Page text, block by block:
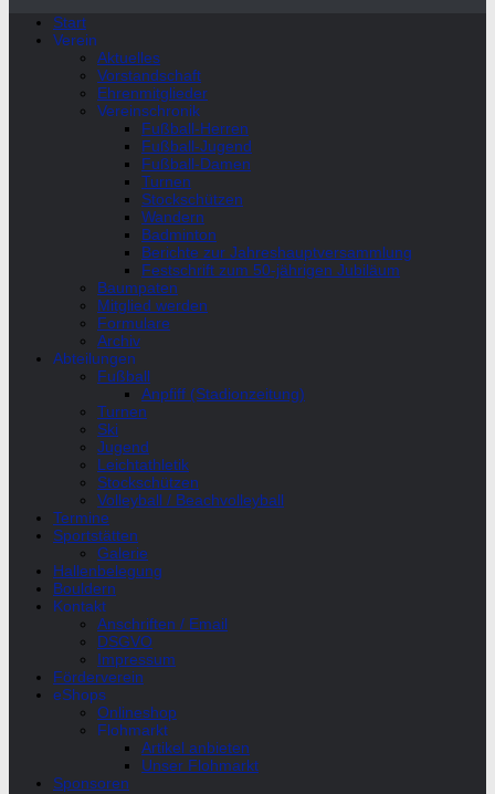
Start
Verein
Aktuelles
Vorstandschaft
Ehrenmitglieder
Vereinschronik
Fußball-Herren
Fußball-Jugend
Fußball-Damen
Turnen
Stockschützen
Wandern
Badminton
Berichte zur Jahreshauptversammlung
Festschrift zum 50-jährigen Jubiläum
Baumpaten
Mitglied werden
Formulare
Archiv
Abteilungen
Fußball
Anpfiff (Stadionzeitung)
Turnen
Ski
Jugend
Leichtathletik
Stockschützen
Volleyball / Beachvolleyball
Termine
Sportstätten
Galerie
Hallenbelegung
Bouldern
Kontakt
Anschriften / Email
DSGVO
Impressum
Förderverein
eShops
Onlineshop
Flohmarkt
Artikel anbieten
Unser Flohmarkt
Sponsoren